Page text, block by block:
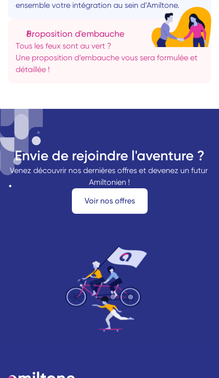
ensemble votre intégration au sein d’Amiltone.
Proposition d'embauche
Tous les feux sont au vert ?
Une proposition d’embauche vous sera formulée et
détaillée !
Envie de rejoindre l'aventure ?
Venez découvrir nos dernières offres et devenez un futur
Amiltonien !
Voir nos offres